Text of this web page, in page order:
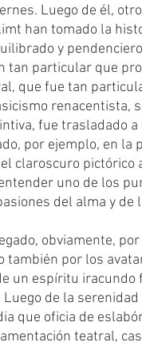
Luego de él,
han tomado la
y
tan particular que
que fue tan
renacentista,
fue trasladado
por ejemplo, en la
claroscuro pictórico
uno de los
del alma y de
por los
un espíritu iracundo
de la
que oficia de
teatral,